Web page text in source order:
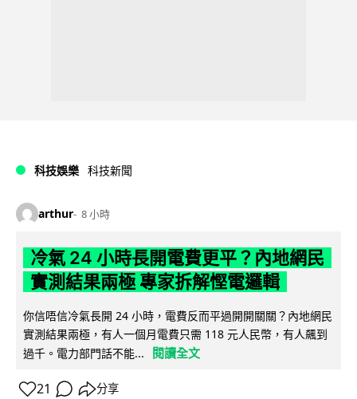
科技娛樂 科技新聞
arthur 8 小時
冷氣 24 小時長開電費更平？內地網民
實測結果兩極 專家拆解慳電邏輯
你信唔信冷氣長開 24 小時，電費反而平過開開關關？內地網民
實測結果兩極，有人一個月電費只需 118 元人民幣，有人飆到
過千。電力部門話不能...
閱讀全文
21 分享